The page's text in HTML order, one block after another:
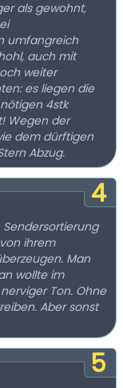
als gewohnt,
umfangreich
auch mit
weiter
es liegen die
4stk
Wegen der
dem dürftigen
Abzug.
4
ihrem
Man
wollte im
Ton. Ohne
Aber sonst
5